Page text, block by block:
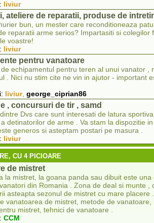
liviur
ateliere de reparatii, produse de
bun, un mester care reconditioneaza
reparatii arme serios? Impartasiti si colegilor
voastre!
liviur
pentru vanatoare
echipamentul pentru teren al unui vanator ,
. Nici nu stim cite ne vin in ajutor - important
liviur, george_ciprian86
, concursuri de tir , samd
Dvs care sunt interesati de latura
detinatorilor de arme . Va stam la dispozitie
generos si asteptam postari pe masura .
liviur
CU 4 PICIOARE
de mistret
la mistret, la goana panda sau dibuit este una
din Romania . Zona de deal si munte ,
asteapta sezonul de mistret cu mare placere
vanatoarea de mistret, metode de vanatoare,
mistret, tehnici de vanatoare .
CCM